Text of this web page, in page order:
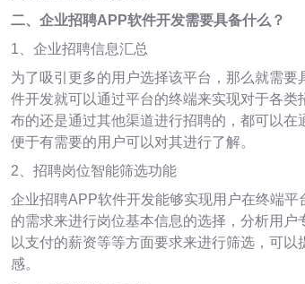
二、企业招聘APP软件开发需要具备什么？
1、企业招聘信息汇总
为了吸引更多的用户选择该平台，那么就需
件开发就可以通过平台的终端来实现对于各
布的还是通过其他渠道进行招聘的，都可以
便于有需要的用户可以对其进行了解。
2、招聘岗位智能筛选功能
企业招聘APP软件开发能够实现用户在终端
的需求来进行岗位基本信息的选择，分析用
以支付的薪资等等方面要求来进行筛选，可
感。